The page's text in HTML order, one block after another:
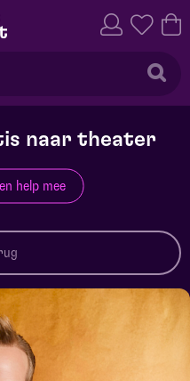
naar theater
help mee